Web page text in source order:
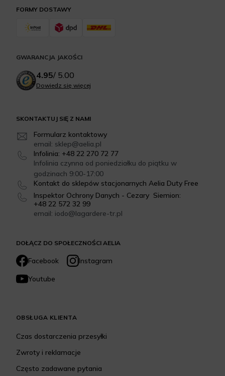
DOŁĄCZ DO SPOŁECZNOŚCI AELIA
Facebook
Instagram
Youtube
SKONTAKTUJ SIĘ Z NAMI
Formularz kontaktowy
email: sklep@aelia.pl
Infolinia: +48 22 270 72 77
Infolinia czynna od poniedziałku do piątku w
godzinach 9:00-17:00
Kontakt do sklepów stacjonarnych Aelia Duty Free
Inspektor Ochrony Danych - Cezary Siemion:
+48 22 572 32 99
email: iodo@lagardere-tr.pl
FORMY DOSTAWY
OBSŁUGA KLIENTA
Czas dostarczenia przesyłki
Zwroty i reklamacje
Często zadawane pytania
GWARANCJA JAKOŚCI
4.95/ 5.00
Dowiedz się więcej